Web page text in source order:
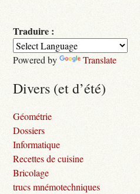
Traduire :
Powered by Translate
Divers (et d’été)
Géométrie
Dossiers
Informatique
Recettes de cuisine
Bricolage
trucs mnémotechniques